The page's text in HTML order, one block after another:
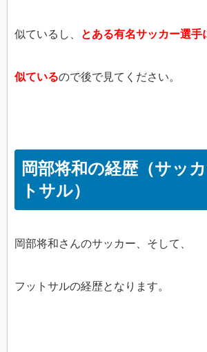
似ているし、 とある有名サッカー選手
似ているので後で見てください。
岡部将和の経歴（サッ
トサル）
岡部将和さんのサッカー、そして、
フットサルの経歴となります。